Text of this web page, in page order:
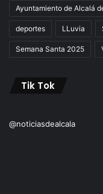
Ayuntamiento de Alcalá
deportes LLuvia
Semana Santa 2025
Tik Tok
@noticiasdealcala